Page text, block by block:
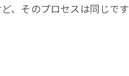
、そのプロセスは同じです